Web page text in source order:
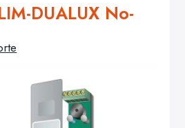
DUALUX No-